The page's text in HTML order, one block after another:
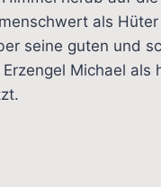
als
seine guten und
Michael